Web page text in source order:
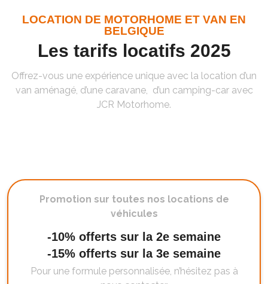
LOCATION DE MOTORHOME ET VAN EN
BELGIQUE
Les tarifs locatifs 2025
Offrez-vous une expérience unique avec la location d’un
van aménagé, d’une caravane, d’un camping-car avec
JCR Motorhome.
Promotion sur toutes nos locations de
véhicules
-10% offerts sur la 2e semaine
-15% offerts sur la 3e semaine
Pour une formule personnalisée, n’hésitez pas à